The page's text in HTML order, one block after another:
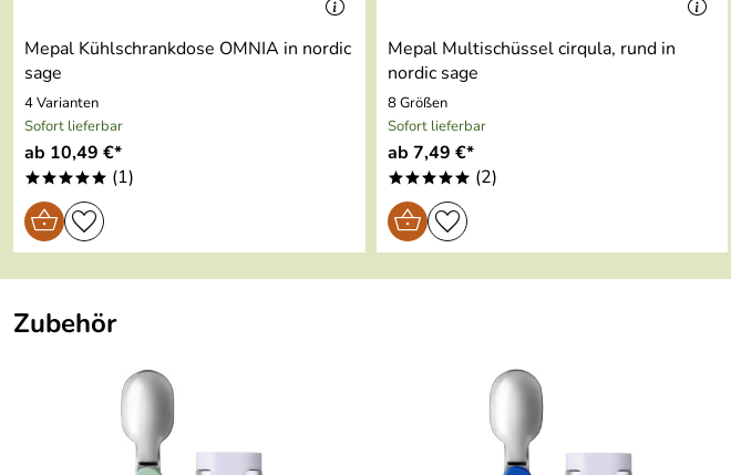
Mepal Kühlschrankdose OMNIA in nordic
sage
4 Varianten
Sofort lieferbar
ab 10,49 €*
***** (1)
Mepal Multischüssel cirqula, rund in
nordic sage
8 Größen
Sofort lieferbar
ab 7,49 €*
***** (2)
Zubehör